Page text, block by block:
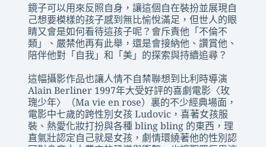
鏡子可以用來反照自身，讓這個自在裝扮並展現自
己想要模樣的孩子感到無比愉悅滿足，但世人的眼
睛又會是如何看待這孩子呢？會斥責他「不倫不
類」、嚴禁他再有此舉，還是會接納他、讚賞他、
陪伴他對「自我」和「美」的探索與持續追尋？
這幅攝影作品也讓人情不自禁聯想到比利時導演
Alain Berliner 1997年大受好評的喜劇電影〈玫
瑰少年〉（Ma vie en rose）裏的不少經典場面，
電影中七歲的跨性別女孩 Ludovic，喜著女孩服
裝、熱愛化妝打扮與各種 bling bling 的東西，理
直氣壯認定自己就是女孩，劇情環繞著他的性別認